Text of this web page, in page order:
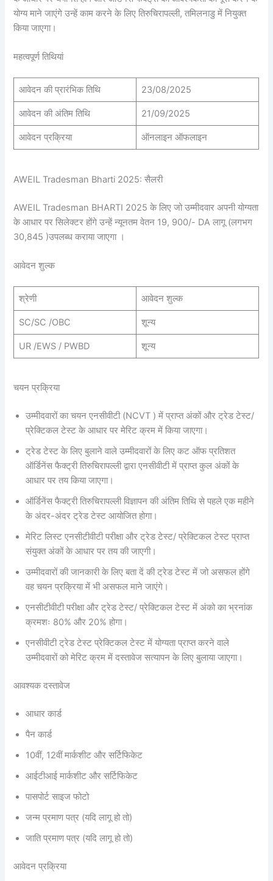
योग्य माने जाएंगे उन्हें काम करने के लिए तिरुचिरापल्ली, तमिलनाडु में नियुक्त
किया जाएगा।
महत्वपूर्ण तिथियां
आवेदन की प्रारंभिक तिथि 23/08/2025
आवेदन की अंतिम तिथि 21/09/2025
आवेदन प्रक्रिया ऑनलाइन ऑफलाइन
AWEIL Tradesman Bharti 2025: सैलरी
AWEIL Tradesman BHARTI 2025 के लिए जो उम्मीदवार अपनी योग्यता
के आधार पर सिलेक्टर होंगे उन्हें न्यूनतम वेतन 19, 900/- DA लागू (लगभग
30,845 )उपलब्ध कराया जाएगा ।
आवेदन शुल्क
श्रेणी आवेदन शुल्क
SC/SC /OBC शून्य
UR /EWS / PWBD शून्य
चयन प्रक्रिया
उम्मीदवारों का चयन एनसीवीटी (NCVT ) में प्राप्त अंकों और ट्रेड टेस्ट/
प्रेक्टिकल टेस्ट के आधार पर मेरिट क्रम में किया जाएगा।
ट्रेड टेस्ट के लिए बुलाने वाले उम्मीदवारों के लिए कट ऑफ प्रतिशत
ऑर्डिनेंस फैक्ट्री तिरुचिरापल्ली द्वारा एनसीवीटी में प्राप्त कुल अंकों के
आधार पर तय किया जाएगा।
ऑर्डिनेंस फैक्ट्री तिरुचिरापल्ली विज्ञापन की अंतिम तिथि से पहले एक महीने
के अंदर-अंदर ट्रेड टेस्ट आयोजित होगा।
मेरिट लिस्ट एनसीटीवीटी परीक्षा और ट्रेड टेस्ट/ प्रेक्टिकल टेस्ट प्राप्त
संयुक्त अंकों के आधार पर तय की जाएगी।
उम्मीदवारों की जानकारी के लिए बता दें की ट्रेड टेस्ट में जो असफल होंगे
वह चयन प्रक्रिया में भी असफल माने जाएंगे।
एनसीटीवीटी परीक्षा और ट्रेड टेस्ट/ प्रेक्टिकल टेस्ट में अंको का भ्रनांक
क्रमशः 80% और 20% होगा।
एनसीवीटी ट्रेड टेस्ट प्रेक्टिकल टेस्ट में योग्यता प्राप्त करने वाले
उम्मीदवारों को मेरिट क्रम में दस्तावेज सत्यापन के लिए बुलाया जाएगा।
आवश्यक दस्तावेज
आधार कार्ड
पैन कार्ड
10वीं, 12वीं मार्कशीट और सर्टिफिकेट
आईटीआई मार्कशीट और सर्टिफिकेट
पासपोर्ट साइज फोटो
जन्म प्रमाण पत्र (यदि लागू हो तो)
जाति प्रमाण पत्र (यदि लागू हो तो)
आवेदन प्रक्रिया